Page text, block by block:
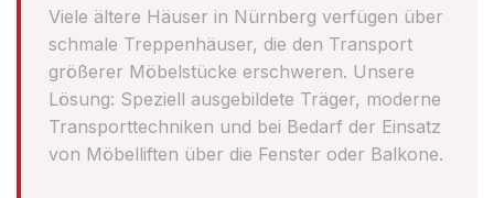
Viele ältere Häuser in Nürnberg verfügen über
schmale Treppenhäuser, die den Transport
größerer Möbelstücke erschweren. Unsere
Lösung: Speziell ausgebildete Träger, moderne
Transporttechniken und bei Bedarf der Einsatz
von Möbelliften über die Fenster oder Balkone.